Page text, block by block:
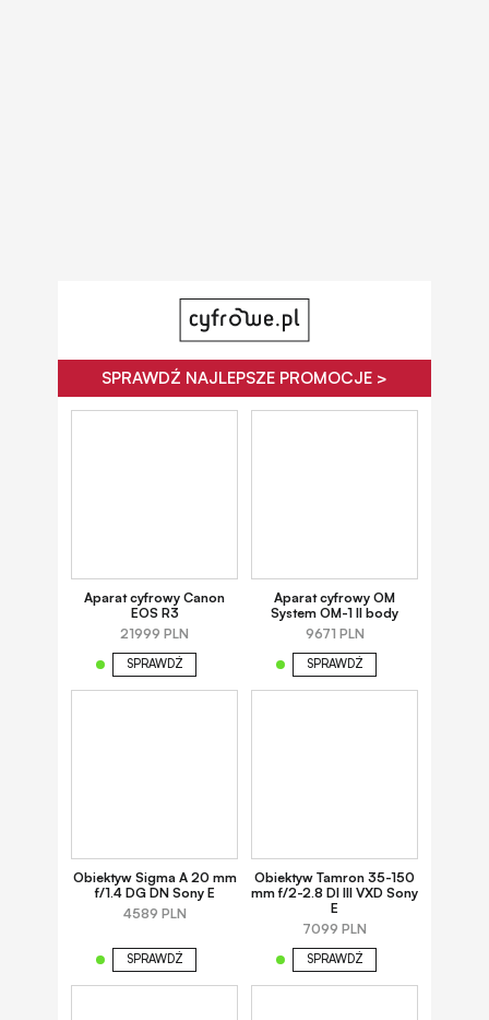
SPRAWDŹ NAJLEPSZE PROMOCJE >
Aparat cyfrowy Canon
EOS R3
21999 PLN
SPRAWDŹ
Aparat cyfrowy OM
System OM-1 II body
9671 PLN
SPRAWDŹ
Obiektyw Sigma A 20 mm
f/1.4 DG DN Sony E
4589 PLN
SPRAWDŹ
Obiektyw Tamron 35-150
mm f/2-2.8 DI III VXD Sony
E
7099 PLN
SPRAWDŹ